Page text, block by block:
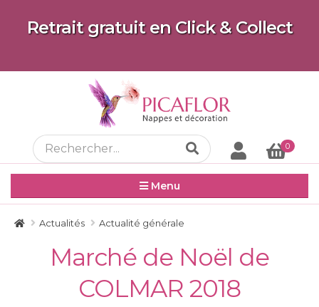
Retrait gratuit en Click & Collect
0
Menu
Actualités Actualité générale
Marché de Noël de
COLMAR 2018